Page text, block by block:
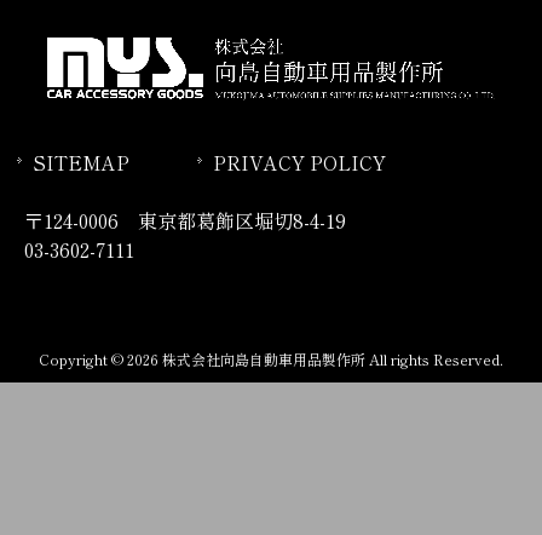
SITEMAP PRIVACY POLICY
〒124-0006 東京都葛飾区堀切8-4-19
03-3602-7111
Copyright © 2026 株式会社向島自動車用品製作所 All rights Reserved.